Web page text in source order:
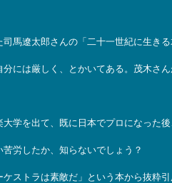
司馬遼太郎さんの「二十一世紀に生き
分には厳しく、とかいてある。茂木さ
大学を出て、既に日本でプロになった
苦労したか、知らないでしょう？
ケストラは素敵だ」という本から抜粋